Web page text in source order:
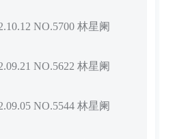
NO.5700 林星阑
NO.5622 林星阑
NO.5544 林星阑